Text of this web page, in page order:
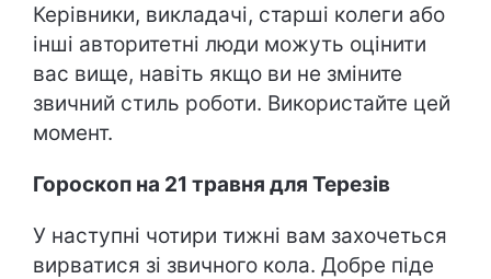
Керівники, викладачі, старші колеги або
інші авторитетні люди можуть оцінити
вас вище, навіть якщо ви не зміните
звичний стиль роботи. Використайте цей
момент.
Гороскоп на 21 травня для Терезів
У наступні чотири тижні вам захочеться
вирватися зі звичного кола. Добре піде